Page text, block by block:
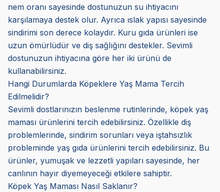
nem oranı sayesinde dostunuzun su ihtiyacını
karşılamaya destek olur. Ayrıca ıslak yapısı sayesinde
sindirimi son derece kolaydır. Kuru gıda ürünleri ise
uzun ömürlüdür ve diş sağlığını destekler. Sevimli
dostunuzun ihtiyacına göre her iki ürünü de
kullanabilirsiniz.
Hangi Durumlarda Köpeklere Yaş Mama Tercih
Edilmelidir?
Sevimli dostlarınızın beslenme rutinlerinde, köpek yaş
maması ürünlerini tercih edebilirsiniz. Özellikle diş
problemlerinde, sindirim sorunları veya iştahsızlık
probleminde yaş gıda ürünlerini tercih edebilirsiniz. Bu
ürünler, yumuşak ve lezzetli yapıları sayesinde, her
canlının hayır diyemeyeceği etkilere sahiptir.
Köpek Yaş Maması Nasıl Saklanır?